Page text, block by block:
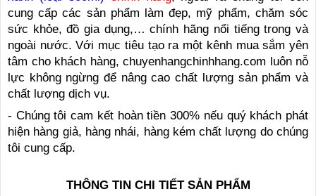
cung cấp các sản phẩm làm đẹp, mỹ phẩm, chăm sóc
sức khỏe, đồ gia dụng,… chính hãng nổi tiếng trong và
ngoài nước. Với mục tiêu tạo ra một kênh mua sắm yên
tâm cho khách hàng, chuyenhangchinhhang.com luôn nỗ
lực không ngừng để nâng cao chất lượng sản phẩm và
chất lượng dịch vụ.
- Chúng tôi cam kết hoàn tiền 300% nếu quý khách phát
hiện hàng giả, hàng nhái, hàng kém chất lượng do chúng
tôi cung cấp.
THÔNG TIN CHI TIẾT SẢN PHẨM